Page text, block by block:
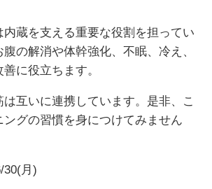
内蔵を支える重要な役割を担ってい
の解消や体幹強化、不眠、冷え、
に役立ちます。
互いに連携しています。是非、こ
グの習慣を身につけてみません
30(月)